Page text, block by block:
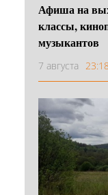
Афиша на
классы,
музыкантов
7 августа 23:18